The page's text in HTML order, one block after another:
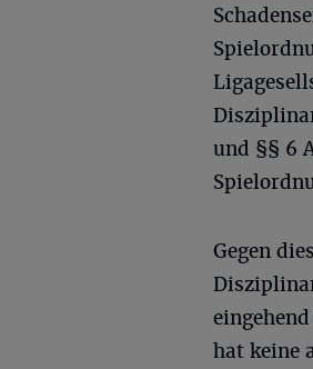
und §§ 6
Gegen
hat keine